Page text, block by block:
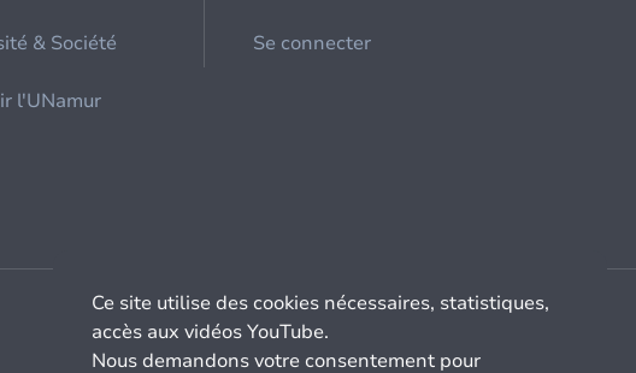
& Société
l'UNamur
Se connecter
Ce site utilise des cookies nécessaires, statistiques,
accès aux vidéos YouTube.
Nous demandons votre consentement pour